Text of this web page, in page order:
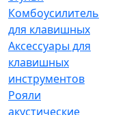
Комбоусилитель
для клавишных
Аксессуары для
клавишных
инструментов
Рояли
акустические